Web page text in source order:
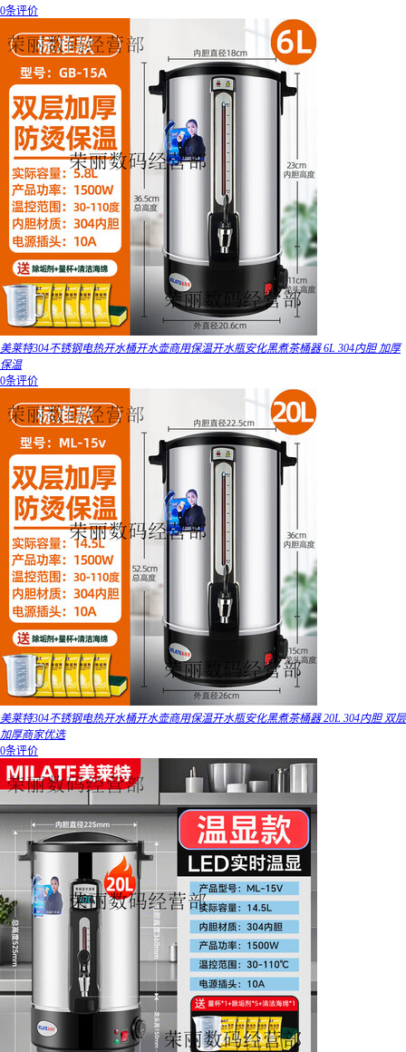
0条评价
美莱特304不锈钢电热开水桶开水壶商用保温开水瓶安化黑煮茶桶器 6L 304内胆 加厚
保温
0条评价
美莱特304不锈钢电热开水桶开水壶商用保温开水瓶安化黑煮茶桶器 20L 304内胆 双层
加厚商家优选
0条评价